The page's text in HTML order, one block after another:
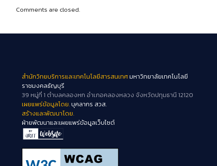
Comments are closed.
สำนักวิทยบริการและเทคโนโลยีสารสนเทศมหาวิทยาลัยเทคโนโลยี
ราชมงคลธัญบุรี
39 หมู่ที่ 1 ตำบลคลองหก อำเภอคลองหลวง จังหวัดปทุมธานี 12120
เผยแพร่ข้อมูลโดย.บุคลากร สวส.
สร้างและพัฒนาโดย.
ฝ่ายพัฒนาและเผยแพร่ข้อมูลเว็บไซต์